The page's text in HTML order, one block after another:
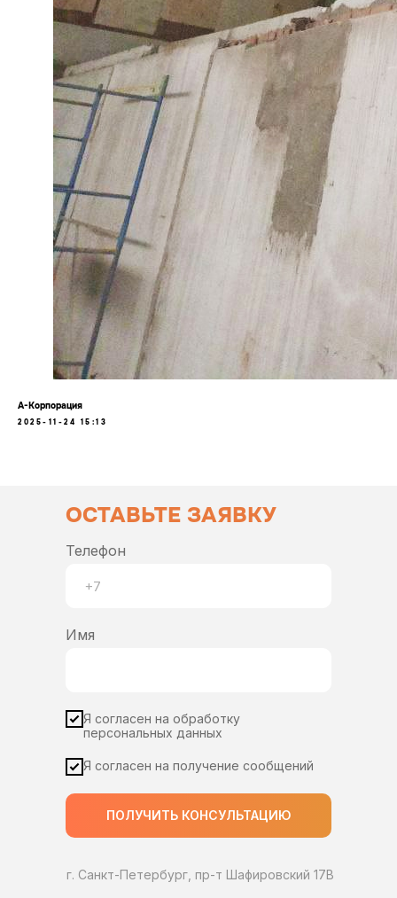
А-Корпорация
2025-11-24 15:13
ОСТАВЬТЕ ЗАЯВКУ
г. Санкт-Петербург, пр-т Шафировский 17В
Телефон
Имя
Я согласен на обработку
персональных данных
Я согласен на получение сообщений
ПОЛУЧИТЬ КОНСУЛЬТАЦИЮ